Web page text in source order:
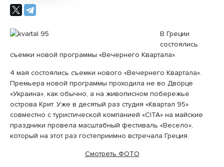
В Греции
состоялись
съемки новой программы «Вечернего Квартала».
4 мая состоялись съемки нового «Вечернего Квартала».
Премьера новой программы проходила не во Дворце
«Украина», как обычно, а на живописном побережье
острова Крит. Уже в десятый раз студия «Квартал 95»
совместно с туристической компанией «СІТА» на майские
праздники провела масштабный фестиваль «Весело»,
который на этот раз гостеприимно встречала Греция.
Смотреть ФОТО